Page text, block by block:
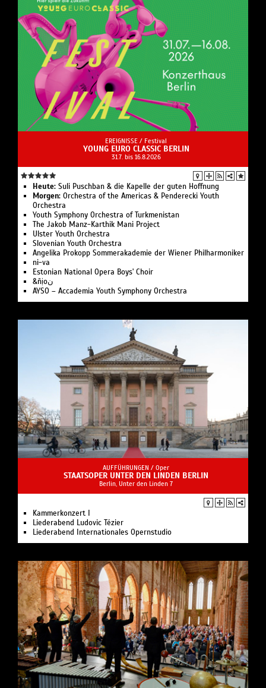
EREIGNISSE / Festival
YOUNG EURO CLASSIC BERLIN
31.7. bis 16.8.2026
Heute: Suli Pusch­ban & die Ka­pelle der gu­ten Hoff­nung
Morgen: Or­ches­tra of the Ameri­cas & Pen­de­recki Youth
Orchestra
Youth Symphony Orchestra of Turk­menistan
The Jakob Manz-Karthik Mani Project
Ulster Youth Or­chestra
Slo­ve­ni­an Youth Orchestra
Angelika Pro­kopp Som­mer­akademie der Wiener Philharmoniker
ni-va
Estonian National Opera Boys' Choir
&ñịoن
AYSO – Accademia Youth Symphony Orchestra
AUFFÜHRUNGEN / Oper
STAATSOPER UNTER DEN LINDEN BERLIN
Berlin, Unter den Linden 7
Kam­mer­kon­zert I
Liederabend Ludovic Tézier
Liederabend Internationales Opernstudio